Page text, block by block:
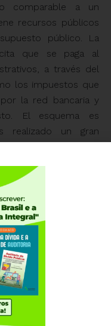
comparable a un
recursos públicos
público. La
que se paga al
a través del
los impuestos que
la red bancaria y
El esquema es
realizado un gran
construyó una
Auditoria Ciudadana
y participe de
Securitización” ha sido
Brasil, así como en
y países europeos,
de salvataje
a partir del 2010.
ha sido probado
implementó el